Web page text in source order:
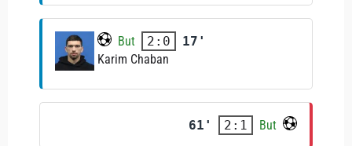
But 2:0
17'
Karim Chaban
61' 2:1 But